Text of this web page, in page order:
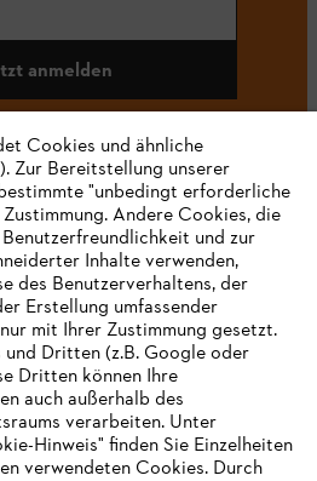
anmelden
#STIHL
Cookies und ähnliche
Zur Bereitstellung unserer
"unbedingt erforderliche
Andere Cookies, die
und zur
Inhalte verwenden,
des Benutzerverhaltens, der
Erstellung umfassender
mit Ihrer Zustimmung gesetzt.
Dritten (z.B. Google oder
Dritten können Ihre
auch außerhalb des
verarbeiten. Unter
Hinweis" finden Sie Einzelheiten
verwendeten Cookies. Durch